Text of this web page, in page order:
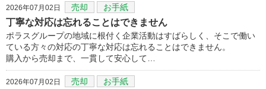
2026年07月02日 売却 お手紙
丁寧な対応は忘れることはできません
ポラスグループの地域に根付く企業活動はすばらしく、そこで働い
ている方々の対応の丁寧な対応は忘れることはできません。
購入から売却まで、一貫して安心して…
2026年07月02日 売却 お手紙